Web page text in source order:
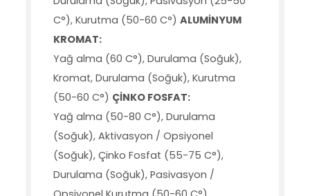
C°), Kurutma (50-60 C°)ALUMİNYUM
KROMAT:
Yağ alma (60 C°), Durulama (Soğuk),
Kromat, Durulama (Soğuk), Kurutma
(50-60 C°) ÇİNKO FOSFAT:
Yağ alma (50-80 C°), Durulama
(Soğuk), Aktivasyon / Opsiyonel
(Soğuk), Çinko Fosfat (55-75 C°),
Durulama (Soğuk), Pasivasyon /